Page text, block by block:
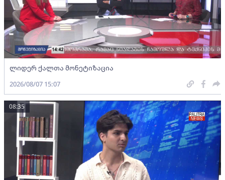
ლიდერ ქალთა მონეტიზაცია
2026/08/07 15:07
08:35